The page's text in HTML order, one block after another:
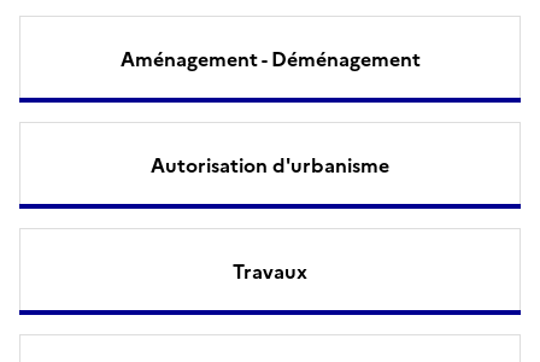
Aménagement - Déménagement
Autorisation d'urbanisme
Travaux